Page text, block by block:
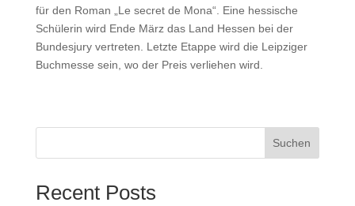
für den Roman „Le secret de Mona“. Eine hessische
Schülerin wird Ende März das Land Hessen bei der
Bundesjury vertreten. Letzte Etappe wird die Leipziger
Buchmesse sein, wo der Preis verliehen wird.
Suchen
Recent Posts